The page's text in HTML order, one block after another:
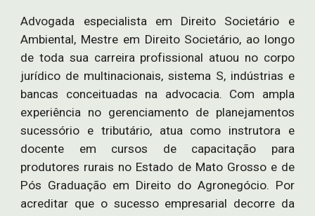
Advogada especialista em Direito Societário e
Ambiental, Mestre em Direito Societário, ao longo
de toda sua carreira profissional atuou no corpo
jurídico de multinacionais, sistema S, indústrias e
bancas conceituadas na advocacia. Com ampla
experiência no gerenciamento de planejamentos
sucessório e tributário, atua como instrutora e
docente em cursos de capacitação para
produtores rurais no Estado de Mato Grosso e de
Pós Graduação em Direito do Agronegócio. Por
acreditar que o sucesso empresarial decorre da